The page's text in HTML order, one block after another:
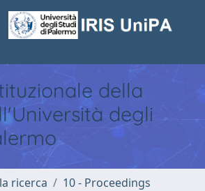
della
degli
ricerca
10 - Proceedings